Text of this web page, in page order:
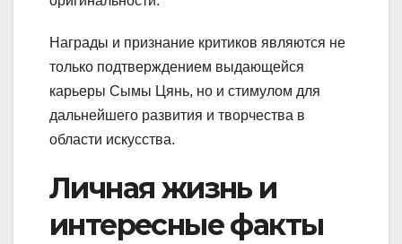
Награды и признание критиков являются не
только подтверждением выдающейся
карьеры Сымы Цянь, но и стимулом для
дальнейшего развития и творчества в
области искусства.
Личная жизнь и
интересные факты